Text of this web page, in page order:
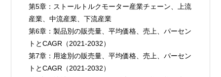
第5章：ストールトルクモーター産業チェーン、上流
産業、中流産業、下流産業
第6章：製品別の販売量、平均価格、売上、パーセン
トとCAGR（2021-2032）
第7章：用途別の販売量、平均価格、売上、パーセン
トとCAGR（2021-2032）